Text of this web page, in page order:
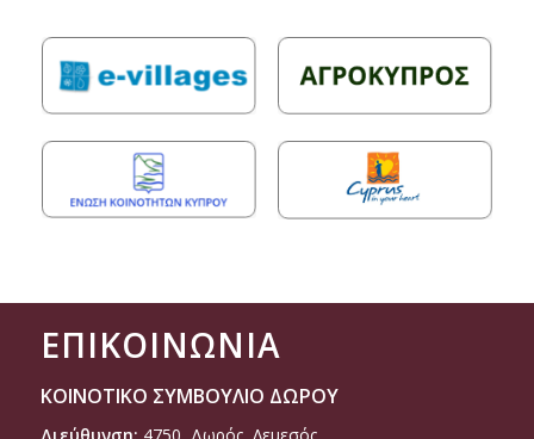
ΕΠΙΚΟΙΝΩΝΙΑ
ΚΟΙΝΟΤΙΚΟ ΣΥΜΒΟΥΛΙΟ ΔΩΡΟΥ